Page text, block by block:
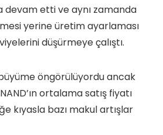
devam etti ve aynı zamanda
yerine üretim ayarlaması
düşürmeye çalıştı.
öngörülüyordu ancak
ortalama satış fiyatı
kıyasla bazı makul artışlar